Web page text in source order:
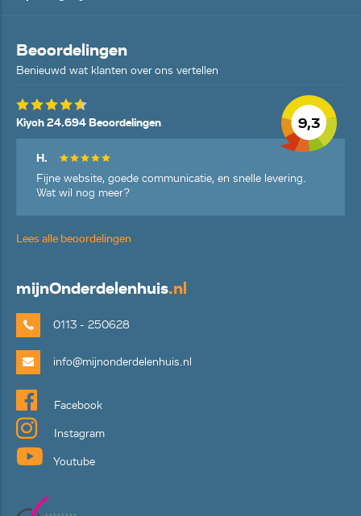
Beoordelingen
Benieuwd wat klanten over ons vertellen
9,3
Kiyoh 24.694 Beoordelingen
H.
Fijne website, goede communicatie, en snelle levering.
Wat wil nog meer?
Lees alle beoordelingen
mijnOnderdelenhuis.nl
0113 - 250628
info@mijnonderdelenhuis.nl
Facebook
Instagram
Youtube